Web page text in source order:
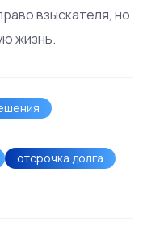
взыскателя, но
жизнь.
отсрочка долга